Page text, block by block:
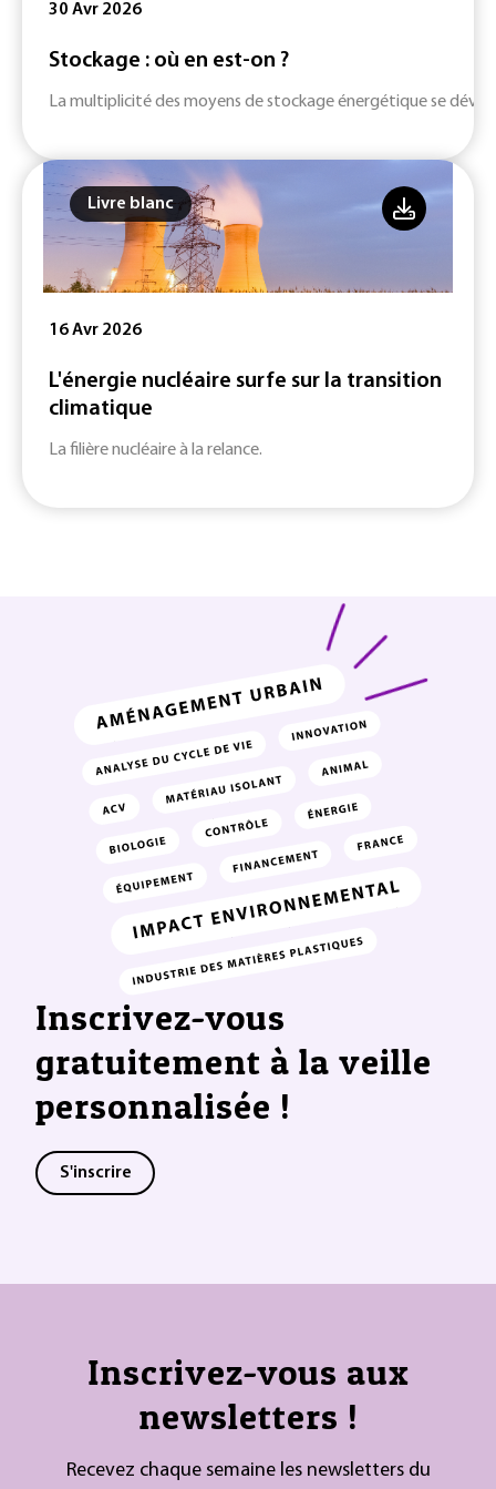
30 Avr 2026
Stockage : où en est-on ?
La multiplicité des moyens de stockage énergétique se
Livre blanc
16 Avr 2026
L'énergie nucléaire surfe sur la transition
climatique
La filière nucléaire à la relance.
Inscrivez-vous
gratuitement à la veille
personnalisée !
S'inscrire
Inscrivez-vous aux
newsletters !
Recevez chaque semaine les newsletters du